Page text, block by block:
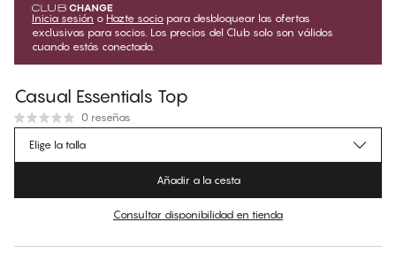
Inicia sesión o Hazte socio para desbloquear las ofertas
exclusivas para socios. Los precios del Club solo son válidos
cuando estás conectado.
Casual Essentials Top
0 reseñas
€44.95 Precio regular
No hay talla sugerida para este artículo
Elige la talla
Añadir a la cesta
Consultar disponibilidad en tienda